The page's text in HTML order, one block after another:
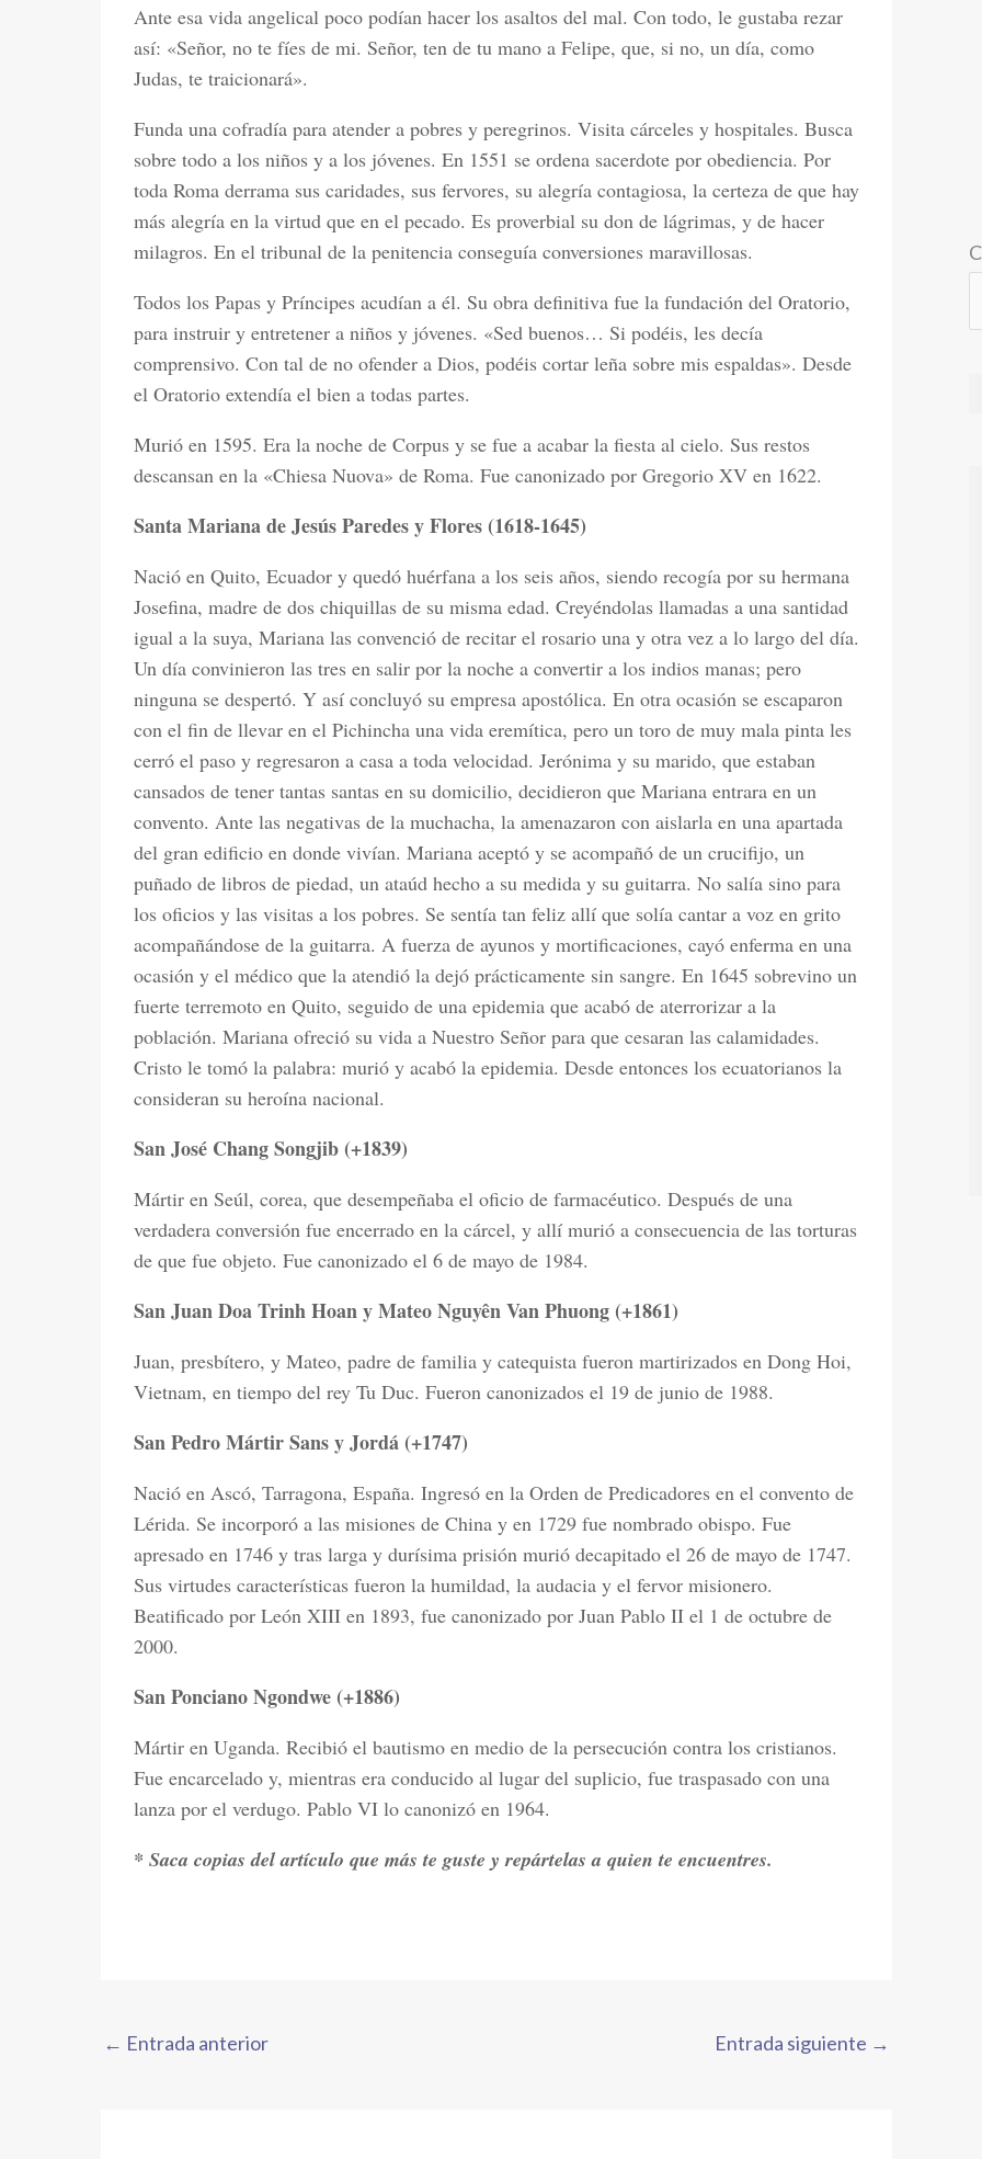
Ante esa vida angelical poco podían hacer los asaltos del mal. Con todo, le gustaba rezar
así: «Señor, no te fíes de mi. Señor, ten de tu mano a Felipe, que, si no, un día, como
Judas, te traicionará».
Funda una cofradía para atender a pobres y peregrinos. Visita cárceles y hospitales. Busca
sobre todo a los niños y a los jóvenes. En 1551 se ordena sacerdote por obediencia. Por
toda Roma derrama sus caridades, sus fervores, su alegría contagiosa, la certeza de que hay
más alegría en la virtud que en el pecado. Es proverbial su don de lágrimas, y de hacer
milagros. En el tribunal de la penitencia conseguía conversiones maravillosas.
Todos los Papas y Príncipes acudían a él. Su obra definitiva fue la fundación del Oratorio,
para instruir y entretener a niños y jóvenes. «Sed buenos… Si podéis, les decía
comprensivo. Con tal de no ofender a Dios, podéis cortar leña sobre mis espaldas». Desde
el Oratorio extendía el bien a todas partes.
Murió en 1595. Era la noche de Corpus y se fue a acabar la fiesta al cielo. Sus restos
descansan en la «Chiesa Nuova» de Roma. Fue canonizado por Gregorio XV en 1622.
Santa Mariana de Jesús Paredes y Flores (1618-1645)
Nació en Quito, Ecuador y quedó huérfana a los seis años, siendo recogía por su hermana
Josefina, madre de dos chiquillas de su misma edad. Creyéndolas llamadas a una santidad
igual a la suya, Mariana las convenció de recitar el rosario una y otra vez a lo largo del día.
Un día convinieron las tres en salir por la noche a convertir a los indios manas; pero
ninguna se despertó. Y así concluyó su empresa apostólica. En otra ocasión se escaparon
con el fin de llevar en el Pichincha una vida eremítica, pero un toro de muy mala pinta les
cerró el paso y regresaron a casa a toda velocidad. Jerónima y su marido, que estaban
cansados de tener tantas santas en su domicilio, decidieron que Mariana entrara en un
convento. Ante las negativas de la muchacha, la amenazaron con aislarla en una apartada
del gran edificio en donde vivían. Mariana aceptó y se acompañó de un crucifijo, un
puñado de libros de piedad, un ataúd hecho a su medida y su guitarra. No salía sino para
los oficios y las visitas a los pobres. Se sentía tan feliz allí que solía cantar a voz en grito
acompañándose de la guitarra. A fuerza de ayunos y mortificaciones, cayó enferma en una
ocasión y el médico que la atendió la dejó prácticamente sin sangre. En 1645 sobrevino un
fuerte terremoto en Quito, seguido de una epidemia que acabó de aterrorizar a la
población. Mariana ofreció su vida a Nuestro Señor para que cesaran las calamidades.
Cristo le tomó la palabra: murió y acabó la epidemia. Desde entonces los ecuatorianos la
consideran su heroína nacional.
San José Chang Songjib (+1839)
Mártir en Seúl, corea, que desempeñaba el oficio de farmacéutico. Después de una
verdadera conversión fue encerrado en la cárcel, y allí murió a consecuencia de las torturas
de que fue objeto. Fue canonizado el 6 de mayo de 1984.
San Juan Doa Trinh Hoan y Mateo Nguyên Van Phuong (+1861)
Juan, presbítero, y Mateo, padre de familia y catequista fueron martirizados en Dong Hoi,
Vietnam, en tiempo del rey Tu Duc. Fueron canonizados el 19 de junio de 1988.
San Pedro Mártir Sans y Jordá (+1747)
Nació en Ascó, Tarragona, España. Ingresó en la Orden de Predicadores en el convento de
Lérida. Se incorporó a las misiones de China y en 1729 fue nombrado obispo. Fue
apresado en 1746 y tras larga y durísima prisión murió decapitado el 26 de mayo de 1747.
Sus virtudes características fueron la humildad, la audacia y el fervor misionero.
Beatificado por León XIII en 1893, fue canonizado por Juan Pablo II el 1 de octubre de
2000.
San Ponciano Ngondwe (+1886)
Mártir en Uganda. Recibió el bautismo en medio de la persecución contra los cristianos.
Fue encarcelado y, mientras era conducido al lugar del suplicio, fue traspasado con una
lanza por el verdugo. Pablo VI lo canonizó en 1964.
* Saca copias del artículo que más te guste y repártelas a quien te encuentres.
← Entrada anterior Entrada siguiente →